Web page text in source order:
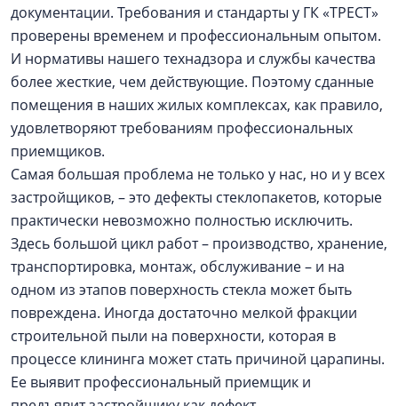
документации. Требования и стандарты у ГК «ТРЕСТ»
проверены временем и профессиональным опытом.
И нормативы нашего технадзора и службы качества
более жесткие, чем действующие. Поэтому сданные
помещения в наших жилых комплексах, как правило,
удовлетворяют требованиям профессиональных
приемщиков.
Самая большая проблема не только у нас, но и у всех
застройщиков, – это дефекты стеклопакетов, которые
практически невозможно полностью исключить.
Здесь большой цикл работ – производство, хранение,
транспортировка, монтаж, обслуживание – и на
одном из этапов поверхность стекла может быть
повреждена. Иногда достаточно мелкой фракции
строительной пыли на поверхности, которая в
процессе клининга может стать причиной царапины.
Ее выявит профессиональный приемщик и